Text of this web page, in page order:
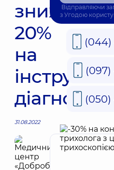
знижку
20%
на
31.08.2022
Відправляючи
з Угодою